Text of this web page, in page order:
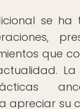
se ha
que
La
apreciar su